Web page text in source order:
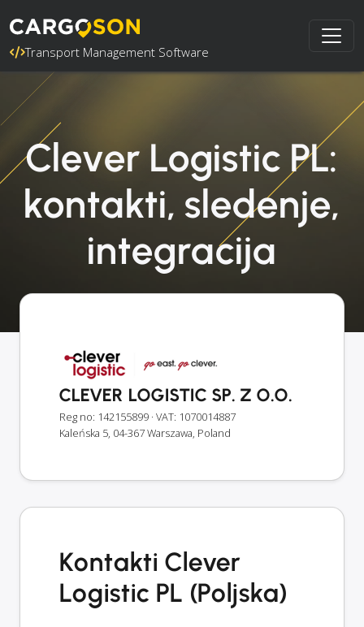
Transport Management Software
Clever Logistic PL:
kontakti, sledenje,
integracija
CLEVER LOGISTIC SP. Z O.O.
Reg no: 142155899 · VAT: 1070014887
Kaleńska 5, 04-367 Warszawa, Poland
Kontakti Clever
Logistic PL (Poljska)